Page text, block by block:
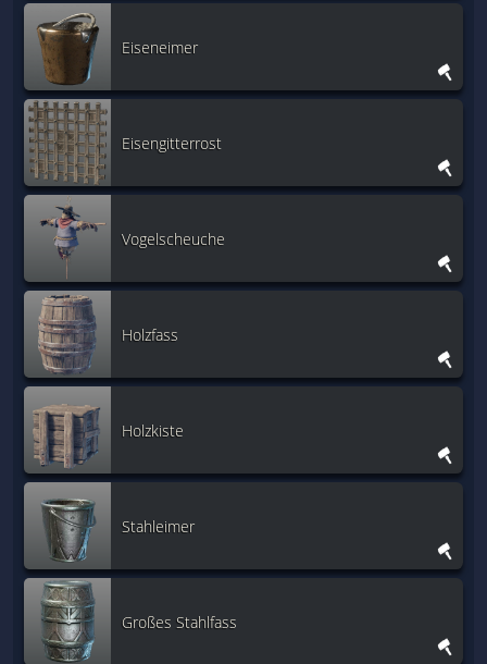
Eiseneimer
Eisengitterrost
Vogelscheuche
Holzfass
Holzkiste
Stahleimer
Großes Stahlfass